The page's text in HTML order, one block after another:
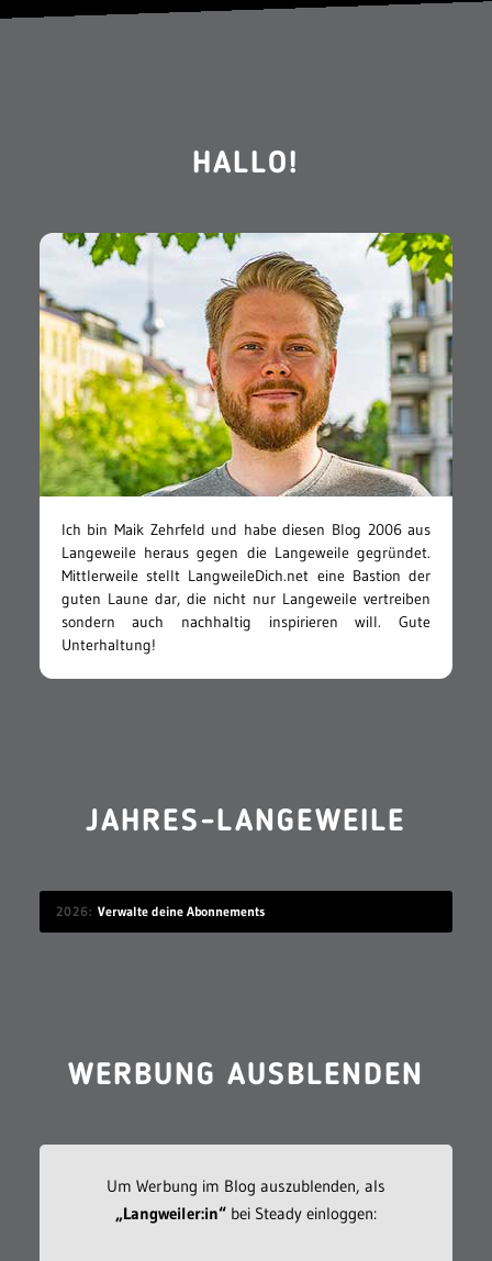
HALLO!
Ich bin Maik Zehrfeld und habe diesen Blog 2006 aus
Langeweile heraus gegen die Langeweile gegründet.
Mittlerweile stellt LangweileDich.net eine Bastion der
guten Laune dar, die nicht nur Langeweile vertreiben
sondern auch nachhaltig inspirieren will. Gute
Unterhaltung!
JAHRES-LANGEWEILE
2026 Verwalte deine Abonnements
WERBUNG AUSBLENDEN
Um Werbung im Blog auszublenden, als
„Langweiler:in“bei Steady einloggen: